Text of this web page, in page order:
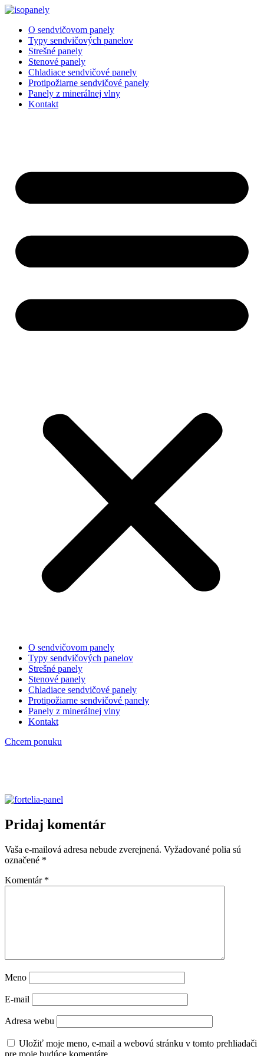
Preskočiť
obsah
O sendvičovom panely
Typy sendvičových panelov
Strešné panely
Stenové panely
Chladiace sendvičové panely
Protipožiarne sendvičové panely
Panely z minerálnej vlny
Kontakt
O sendvičovom panely
Typy sendvičových panelov
Strešné panely
Stenové panely
Chladiace sendvičové panely
Protipožiarne sendvičové panely
Panely z minerálnej vlny
Kontakt
Chcem ponuku
Pridaj komentár
Vaša e-mailová adresa nebude zverejnená. Vyžadované polia sú
označené *
Komentár *
Meno
E-mail
Adresa webu
Uložiť moje meno, e-mail a webovú stránku v tomto prehliadači
pre moje budúce komentáre.